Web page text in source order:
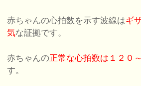
赤ちゃんの心拍数を示す波線はギ
気な証拠です。
赤ちゃんの正常な心拍数は１２０
す。